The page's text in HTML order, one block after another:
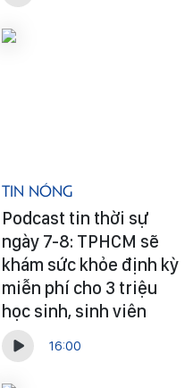
Tin Nóng
Podcast tin thời sự
ngày 7-8: TPHCM sẽ
khám sức khỏe định kỳ
miễn phí cho 3 triệu
học sinh, sinh viên
16:00